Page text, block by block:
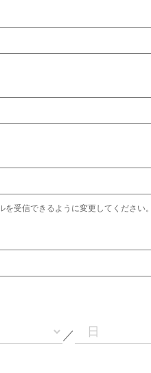
受信できるように変更してください
／